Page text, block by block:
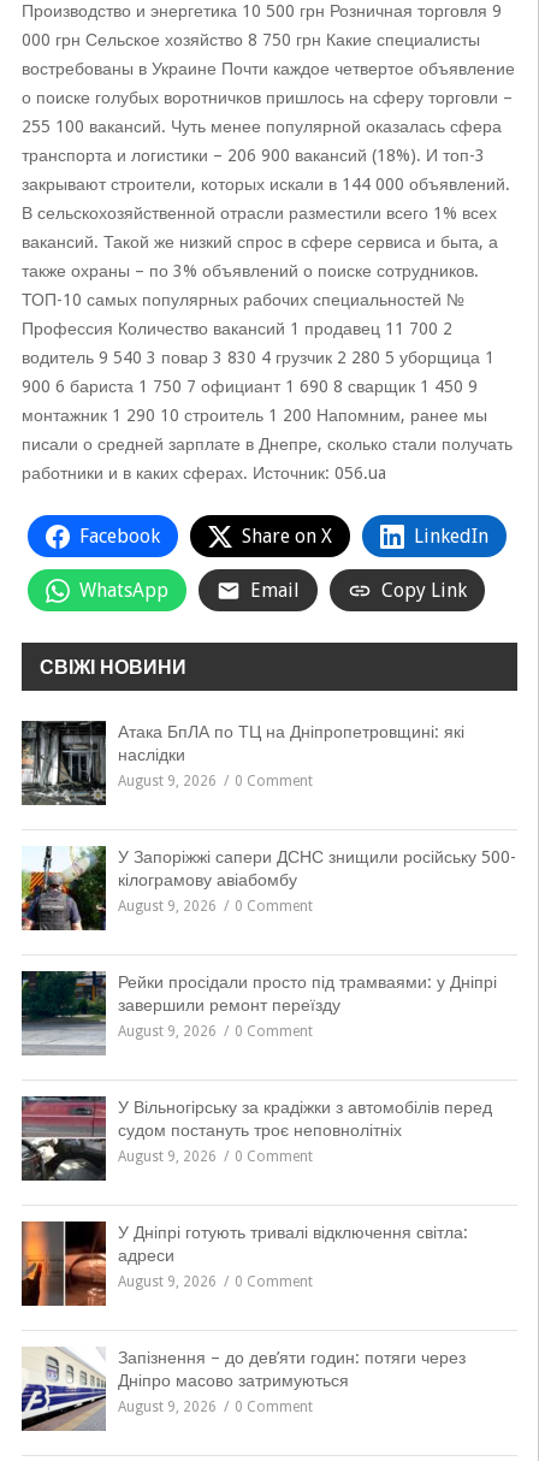
Производство и энергетика 10 500 грн Розничная торговля 9
000 грн Сельское хозяйство 8 750 грн Какие специалисты
востребованы в Украине Почти каждое четвертое объявление
о поиске голубых воротничков пришлось на сферу торговли –
255 100 вакансий. Чуть менее популярной оказалась сфера
транспорта и логистики – 206 900 вакансий (18%). И топ-3
закрывают строители, которых искали в 144 000 объявлений.
В сельскохозяйственной отрасли разместили всего 1% всех
вакансий. Такой же низкий спрос в сфере сервиса и быта, а
также охраны – по 3% объявлений о поиске сотрудников.
ТОП-10 самых популярных рабочих специальностей №
Профессия Количество вакансий 1 продавец 11 700 2
водитель 9 540 3 повар 3 830 4 грузчик 2 280 5 уборщица 1
900 6 бариста 1 750 7 официант 1 690 8 сварщик 1 450 9
монтажник 1 290 10 строитель 1 200 Напомним, ранее мы
писали о средней зарплате в Днепре, сколько стали получать
работники и в каких сферах. Источник: 056.ua
Facebook Share on X LinkedIn
WhatsApp Email Copy Link
СВІЖІ НОВИНИ
Атака БпЛА по ТЦ на Дніпропетровщині: які
наслідки
August 9, 2026 0 Comment
У Запоріжжі сапери ДСНС знищили російську 500-
кілограмову авіабомбу
August 9, 2026 0 Comment
Рейки просідали просто під трамваями: у Дніпрі
завершили ремонт переїзду
August 9, 2026 0 Comment
У Вільногірську за крадіжки з автомобілів перед
судом постануть троє неповнолітніх
August 9, 2026 0 Comment
У Дніпрі готують тривалі відключення світла:
адреси
August 9, 2026 0 Comment
Запізнення – до дев’яти годин: потяги через
Дніпро масово затримуються
August 9, 2026 0 Comment